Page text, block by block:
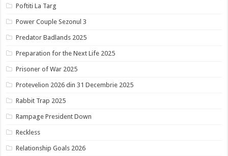
Poftiti La Targ
Power Couple Sezonul 3
Predator Badlands 2025
Preparation for the Next Life 2025
Prisoner of War 2025
Protevelion 2026 din 31 Decembrie 2025
Rabbit Trap 2025
Rampage President Down
Reckless
Relationship Goals 2026